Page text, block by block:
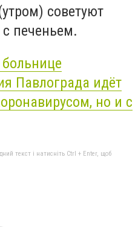
советуют
печеньем.
Павлограда идёт
но и с
текст і натисніть Ctrl + Enter, щоб